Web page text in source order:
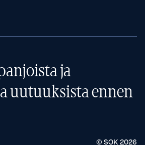
ja
uutuuksista ennen
© SOK 2026